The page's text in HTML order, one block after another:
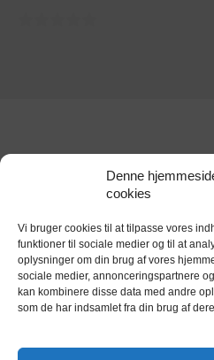
Denne
cookies
Vi bruger cookies til at tilpasse vores
funktioner til sociale medier og til at
oplysninger om din brug af vores
sociale medier, annonceringspartnere
kan kombinere disse data med andre
som de har indsamlet fra din brug af